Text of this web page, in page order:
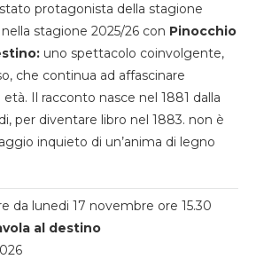
protagonista della stagione
stagione 2025/26 con Pinocchio
uno spettacolo coinvolgente,
che continua ad affascinare
Il racconto nasce nel 1881 dalla
per diventare libro nel 1883. non è
inquieto di un’anima di legno
da lunedi 17 novembre ore 15.30
al destino